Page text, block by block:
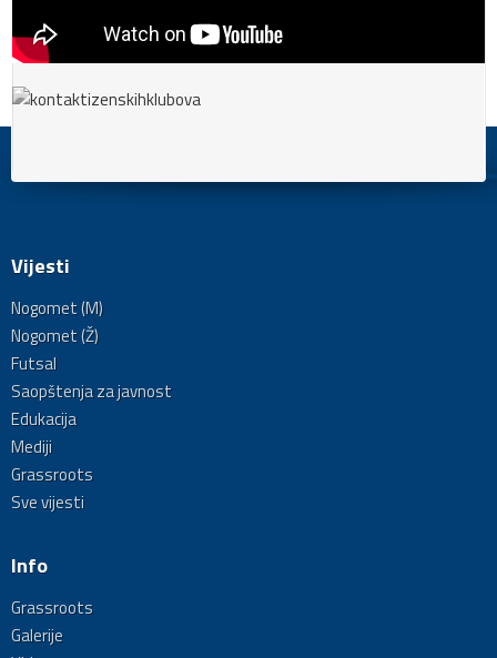
Vijesti
Nogomet (M)
Nogomet (Ž)
Futsal
Saopštenja za javnost
Edukacija
Mediji
Grassroots
Sve vijesti
Info
Grassroots
Galerije